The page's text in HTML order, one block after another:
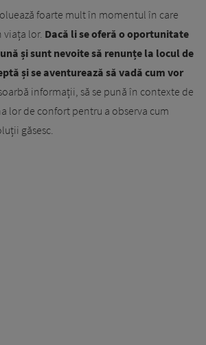
foarte mult în momentul în care
viața lor. Dacă li se oferă o oportunitate
și sunt nevoite să renunțe la locul de
și se aventurează să vadă cum vor
informații, să se pună în contexte de
lor de confort pentru a observa cum
găsesc.